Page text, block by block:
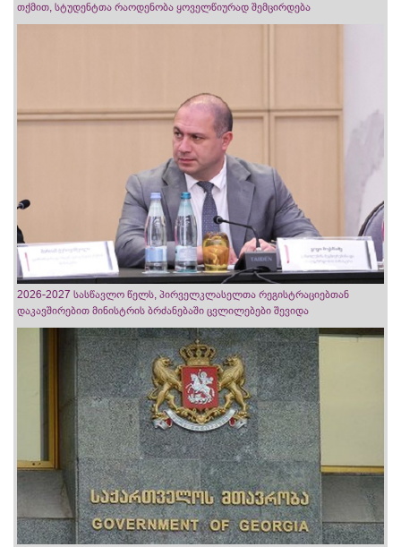
თქმით, სტუდენტთა რაოდენობა ყოველწიურად შემცირდება
2026-2027 სასწავლო წელს, პირველკლასელთა რეგისტრაციებთან
დაკავშირებით მინისტრის ბრძანებაში ცვლილებები შევიდა